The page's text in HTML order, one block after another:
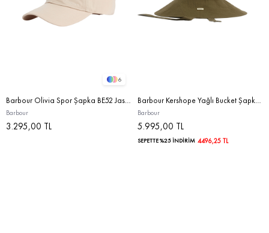
6
Barbour Olivia Spor Şapka BE52 Jasmine
Barbour
3.295,00 TL
Barbour Kershope Yağlı Bucket Şapka SG71 Dusky Green
Barbour
5.995,00 TL
SEPETTE %25 İNDİRİM 4496,25 TL